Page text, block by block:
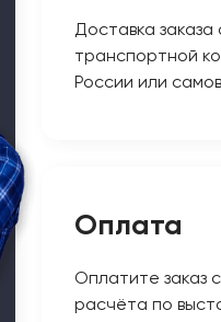
Доставка
транспортной
России или
Оплата
Оплатите заказ
расчёта по